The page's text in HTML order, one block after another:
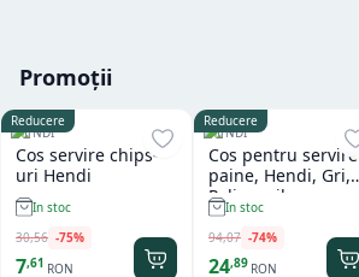
Promoții
Reducere
HENDI
Cos servire chips-
uri Hendi
In stoc
30,56 -75%
7,61 RON
Reducere
HENDI
Cos pentru servire
paine, Hendi, Gri,
Polipropilena,
design impletit tip
ratan, ø370x(h)120
mm
In stoc
94,07 -74%
24,89 RON